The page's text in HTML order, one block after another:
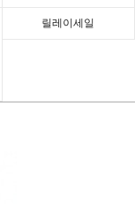
릴레이세일